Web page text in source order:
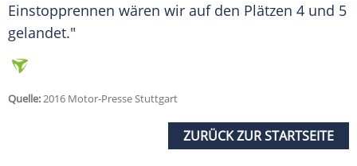
Einstopprennen wären wir auf den Plätzen 4 und 5
gelandet."
Quelle:2016 Motor-Presse Stuttgart
ZURÜCK ZUR STARTSEITE